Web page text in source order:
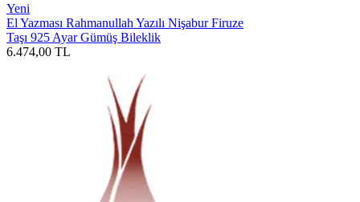
Yeni
El Yazması Rahmanullah Yazılı Nişabur Firuze
Taşı 925 Ayar Gümüş Bileklik
6.474,00 TL